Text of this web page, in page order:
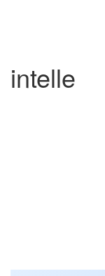
intelle